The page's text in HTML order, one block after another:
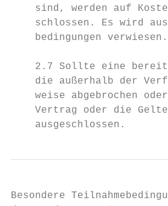
sind, werden auf
schlossen. Es wird
bedingungen
2.7 Sollte eine
die außerhalb der
weise abgebrochen
Vertrag oder die
    ausgeschlossen.
Besondere